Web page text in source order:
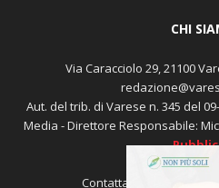
CHI
Via Caracciolo 29, 21100
Aut. del trib. di Varese n. 345 del
Media - Direttore Responsabile:
Contattaci: